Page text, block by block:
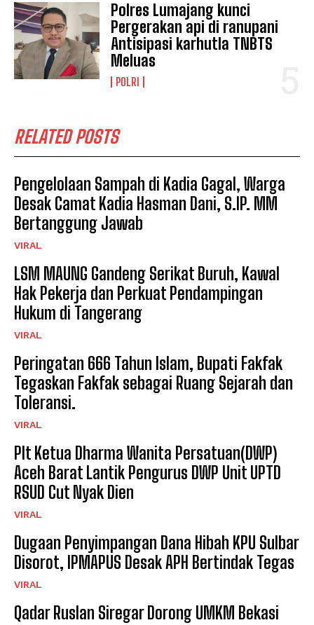
Polres Lumajang kunci
Pergerakan api di ranupani
Antisipasi karhutla TNBTS
Meluas
POLRI
RELATED POSTS
Pengelolaan Sampah di Kadia Gagal, Warga
Desak Camat Kadia Hasman Dani, S.IP. MM
Bertanggung Jawab
VIRAL
LSM MAUNG Gandeng Serikat Buruh, Kawal
Hak Pekerja dan Perkuat Pendampingan
Hukum di Tangerang
VIRAL
Peringatan 666 Tahun Islam, Bupati Fakfak
Tegaskan Fakfak sebagai Ruang Sejarah dan
Toleransi.
VIRAL
Plt Ketua Dharma Wanita Persatuan(DWP)
Aceh Barat Lantik Pengurus DWP Unit UPTD
RSUD Cut Nyak Dien
VIRAL
Dugaan Penyimpangan Dana Hibah KPU Sulbar
Disorot, IPMAPUS Desak APH Bertindak Tegas
VIRAL
Qadar Ruslan Siregar Dorong UMKM Bekasi